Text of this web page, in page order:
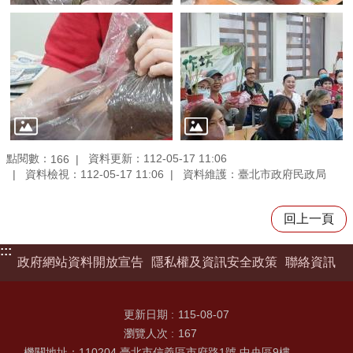
點閱數： 166
資料更新：112-05-17 11:06
資料檢視：112-05-17 11:06
資料維護：臺北市政府民政局
回上一頁
:::
政府網站資料開放宣告
隱私權及資訊安全政策 聯絡資訊
更新日期
115-08-07
瀏覽人次
167